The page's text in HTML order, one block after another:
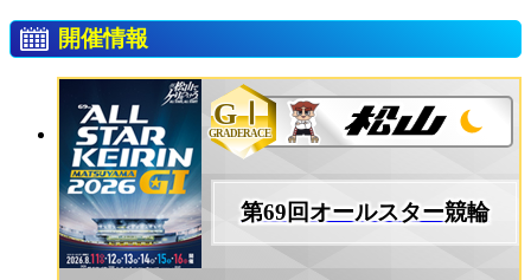
開催情報
GⅠ
GRADERACE
第69回オールスター競輪